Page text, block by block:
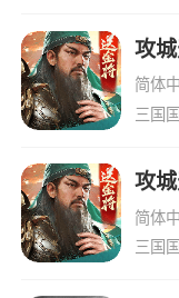
攻
简体
三国
攻
简体
三国